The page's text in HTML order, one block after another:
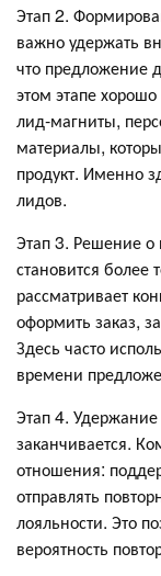
Этап 2.
важно удержать
что предложение
этом этапе
лид-магниты,
материалы,
продукт. Именно
лидов.
Этап 3. Решение о
становится более
рассматривает
оформить заказ,
Здесь часто
времени
Этап 4.
заканчивается.
отношения:
отправлять
лояльности. Это
вероятность